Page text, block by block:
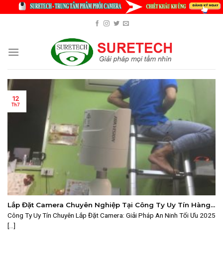
Lắp Đặt Camera Chuyên Nghiệp Tại Công Ty Uy Tín Hàng
Đầu
Công Ty Uy Tín Chuyên Lắp Đặt Camera: Giải Pháp An Ninh Tối Ưu 2025
[...]
12
Th7